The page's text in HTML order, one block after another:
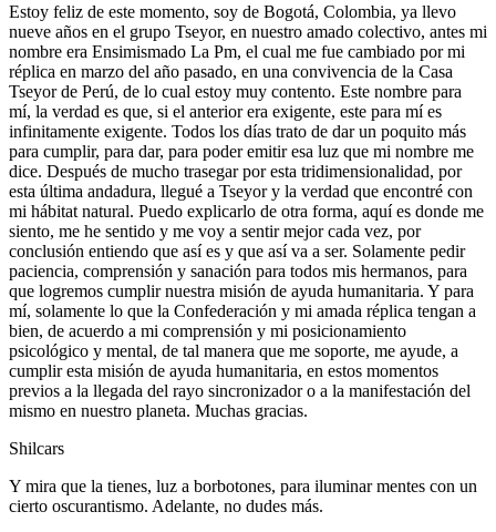
Estoy feliz de este momento, soy de Bogotá, Colombia, ya llevo
nueve años en el grupo Tseyor, en nuestro amado colectivo, antes mi
nombre era Ensimismado La Pm, el cual me fue cambiado por mi
réplica en marzo del año pasado, en una convivencia de la Casa
Tseyor de Perú, de lo cual estoy muy contento. Este nombre para
mí, la verdad es que, si el anterior era exigente, este para mí es
infinitamente exigente. Todos los días trato de dar un poquito más
para cumplir, para dar, para poder emitir esa luz que mi nombre me
dice. Después de mucho trasegar por esta tridimensionalidad, por
esta última andadura, llegué a Tseyor y la verdad que encontré con
mi hábitat natural. Puedo explicarlo de otra forma, aquí es donde me
siento, me he sentido y me voy a sentir mejor cada vez, por
conclusión entiendo que así es y que así va a ser. Solamente pedir
paciencia, comprensión y sanación para todos mis hermanos, para
que logremos cumplir nuestra misión de ayuda humanitaria. Y para
mí, solamente lo que la Confederación y mi amada réplica tengan a
bien, de acuerdo a mi comprensión y mi posicionamiento
psicológico y mental, de tal manera que me soporte, me ayude, a
cumplir esta misión de ayuda humanitaria, en estos momentos
previos a la llegada del rayo sincronizador o a la manifestación del
mismo en nuestro planeta. Muchas gracias.
Shilcars
Y mira que la tienes, luz a borbotones, para iluminar mentes con un
cierto oscurantismo. Adelante, no dudes más.